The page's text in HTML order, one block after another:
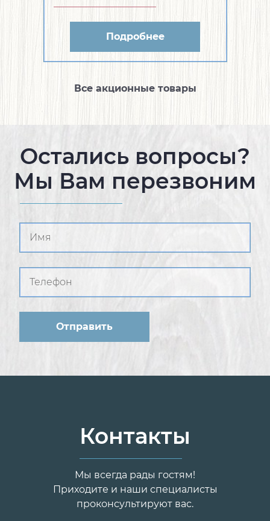
Подробнее
Все акционные товары
Остались вопросы?
Мы Вам перезвоним
Контакты
Мы всегда рады гостям!
Приходите и наши специалисты
проконсультируют вас.